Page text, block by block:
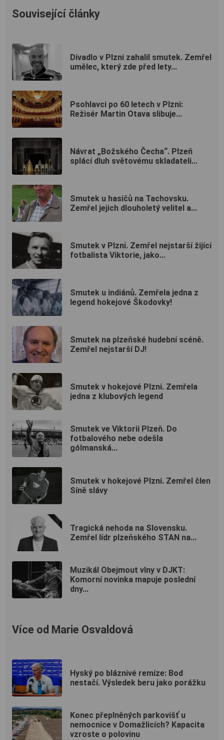
Související články
Divadlo v Plzni zahalil smutek. Zemřel
umělec, který zde před lety...
Psohlavci po 60 letech v Plzni:
Režisér Martin Otava slibuje...
Návrat „Božského Čecha“. Plzeň
splácí dluh světovému skladateli...
Smutek u hasičů na Tachovsku.
Zemřel jejich dlouholetý velitel a...
Smutek v Plzni. Zemřel nejstarší žijící
fotbalista Viktorie, jako...
Smutek u indiánů. Zemřela jedna z
legend hokejové Škodovky!
Smutek na plzeňské hudební scéně.
Zemřel nejstarší DJ!
Smutek v hokejové Plzni. Zemřela
jedna z klubových legend
Smutek ve Viktorii Plzeň. Do
fotbalového nebe odešla
gólmanská...
Smutek v hokejové Plzni. Zemřel člen
Síně slávy
Tragická nehoda na Slovensku.
Zemřel lídr plzeňského STAN na...
Muzikál Obejmout vlny v DJKT:
Komorní novinka mapuje poslední
dny...
Více od Marie Osvaldová
Hyský po bláznivé remíze: Bod
nestačí. Výsledek beru jako porážku
Konec přeplněných parkovišť u
nemocnice v Domažlicích? Kapacita
vzroste o polovinu